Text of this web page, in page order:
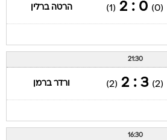
(0)
0 : 2
(1) הרטה ברלין
21:30
(2)
3 : 2
(2) ורדר ברמן
16:30